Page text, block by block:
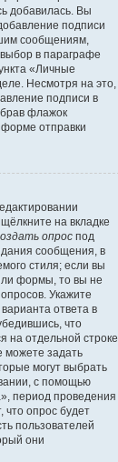
добавилась. Вы
подписи
сообщениям,
в параграфе
«Личные
Несмотря на это,
подписи в
флажок
форме отправки
на вкладке
опрос под
сообщения, в
стиля; если вы
формы, то вы не
Укажите
ответа в
что
на отдельной строке
можете задать
могут выбрать
с помощью
период проведения
что опрос будет
пользователей
они